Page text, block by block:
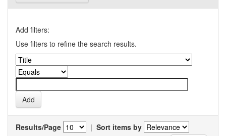
Add filters:
Use filters to refine the search results.
Results/Page | Sort items by